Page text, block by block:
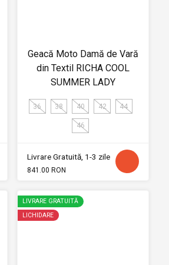
Geacă Moto Damă de Vară
din Textil RICHA COOL
SUMMER LADY
36 38 40 42 44
46
Livrare Gratuită, 1-3 zile
841.00 RON
LIVRARE GRATUITĂ
LICHIDARE